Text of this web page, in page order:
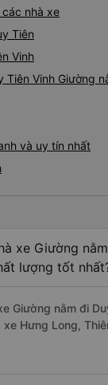
nhà xe
Tiên
Vinh
Tiên Vinh Giường
và uy tín nhất
xe Giường
lượng tốt
Giường nằm đi
xe Hưng Long,